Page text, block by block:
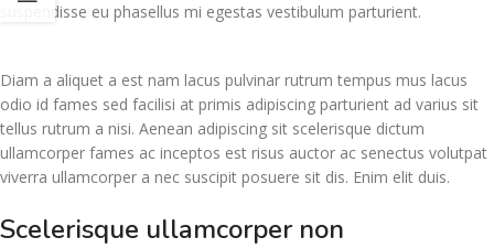
suspendisse eu phasellus mi egestas vestibulum parturient.
Diam a aliquet a est nam lacus pulvinar rutrum tempus mus lacus
odio id fames sed facilisi at primis adipiscing parturient ad varius sit
tellus rutrum a nisi. Aenean adipiscing sit scelerisque dictum
ullamcorper fames ac inceptos est risus auctor ac senectus volutpat
viverra ullamcorper a nec suscipit posuere sit dis. Enim elit duis.
Scelerisque ullamcorper non